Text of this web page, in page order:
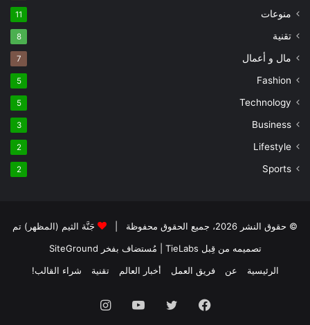
منوعات 11
تقنية 8
مال و أعمال 7
Fashion
5
Technology
5
Business
3
Lifestyle
2
Sports
2
© حقوق النشر 2026، جميع الحقوق محفوظة |
جَنَّة الثيم (المظهر) تم
تصميمه من قِبل TieLabs
| مُستضاف بفخر SiteGround
الرئيسية
عن فريق العمل أخبار العالم تقنية شراء القالب!
فيسبوك تويتر يوتيوب